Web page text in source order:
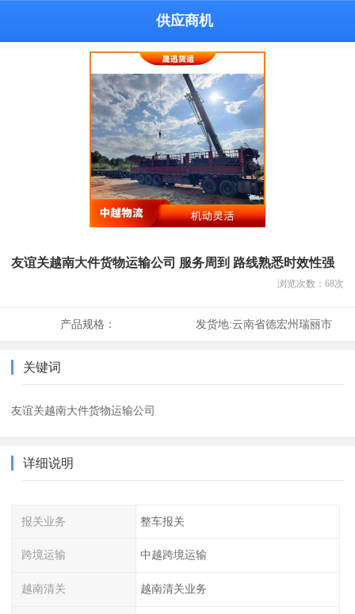
供应商机
友谊关越南大件货物运输公司 服务周到 路线熟悉时效性强
浏览次数： 68次
产品规格： 发货地:云南省德宏州瑞丽市
关键词
友谊关越南大件货物运输公司
详细说明
报关业务 整车报关
跨境运输 中越跨境运输
越南清关 越南清关业务